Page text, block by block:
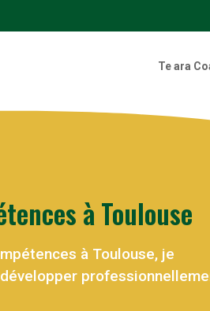
Te ara
à Toulouse
à Toulouse, je